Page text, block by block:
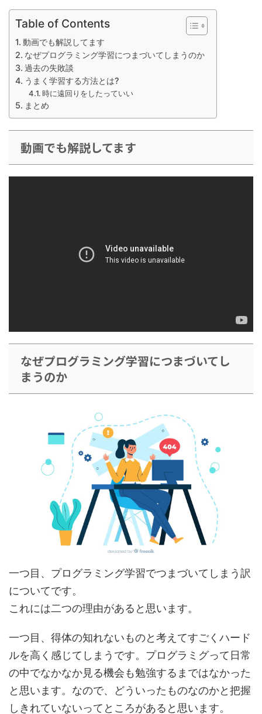
Table of Contents
動画でも解説してます
なぜプログラミング学習につまづいてしまうのか
過去の失敗談
うまく学習する方法とは?
時に遠回りをしたっていい
まとめ
動画でも解説してます
なぜプログラミング学習につまづいてし
まうのか
一つ目、プログラミング学習でつまづいてしまう訳
についてです。
これには二つの理由があると思います。
一つ目、 得体の知れないものと考えてすごくハード
ルを高く感じてしまう です。プログラミグって日常
の中でなかなか見る機会も勉強するまではなかった
と思います。なので、どういったものなのかと把握
しきれていないってところがあると思います。